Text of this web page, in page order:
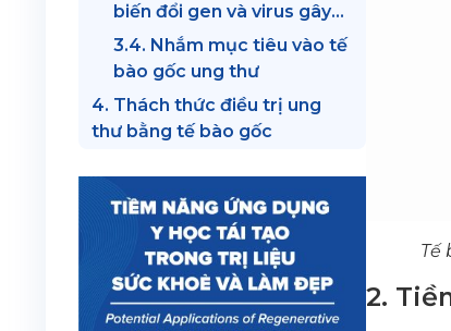
Tế
2.
biến đổi gen và virus gây
ung thư
3.4. Nhắm mục tiêu vào tế
bào gốc ung thư
4. Thách thức điều trị ung
thư bằng tế bào gốc